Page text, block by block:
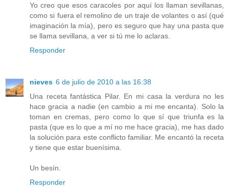
Yo creo que esos caracoles por aquí los llaman sevillanas,
como si fuera el remolino de un traje de volantes o así (qué
imaginación la mía), pero es seguro que hay una pasta que
se llama sevillana, a ver si tú me lo aclaras.
Responder
nieves 6 de julio de 2010 a las 16:38
Una receta fantástica Pilar. En mi casa la verdura no les
hace gracia a nadie (en cambio a mi me encanta). Solo la
toman en cremas, pero como lo que sí que triunfa es la
pasta (que es lo que a mí no me hace gracia), me has dado
la solución para este conflicto familiar. Me encantó la receta
y tiene que estar buenísima.
Un besín.
Responder